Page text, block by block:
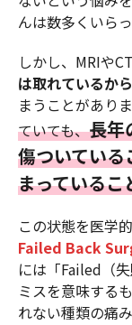
んは数多くいら
しかし、MRIや
は取れているか
まうことがあり
ていても、長年
傷ついている
まっているこ
この状態を医学
Failed Back
には「Failed（
ミスを意味する
れない種類の痛